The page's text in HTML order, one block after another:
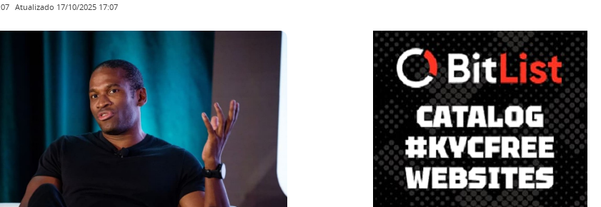
Atualizado 17/10/2025 17:07